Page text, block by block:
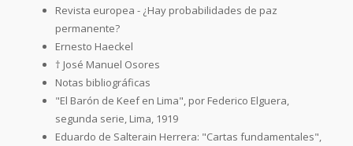
Revista europea - ¿Hay probabilidades de paz
permanente?
Ernesto Haeckel
† José Manuel Osores
Notas bibliográficas
"El Barón de Keef en Lima", por Federico Elguera,
segunda serie, Lima, 1919
Eduardo de Salterain Herrera: "Cartas fundamentales",